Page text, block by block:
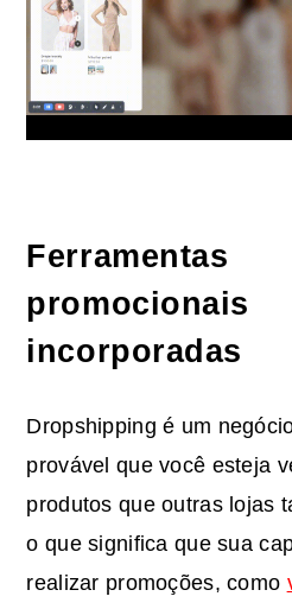
Ferramentas
promocionais
incorporadas
Dropshipping é um
provável que você esteja
produtos que outras lojas
o que significa que sua
realizar promoções, como